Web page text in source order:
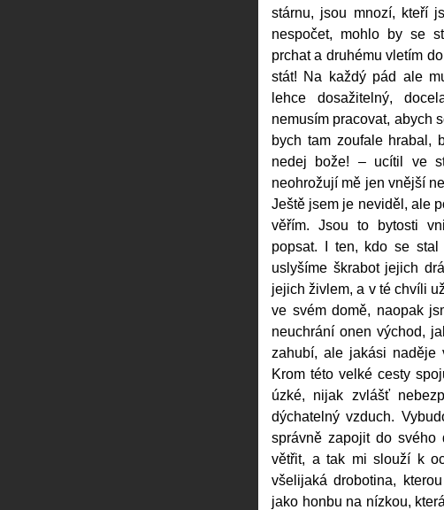
stárnu, jsou mnozí, kteří
nespočet, mohlo by se
prchat a druhému vletím
stát! Na každý pád ale
lehce dosažitelný,
nemusím pracovat, abych
bych tam zoufale hrabal,
nedej bože! – ucítil ve
neohrožují mě jen vnější
Ještě jsem je neviděl, ale
věřím. Jsou to bytosti
popsat. I ten, kdo se
uslyšíme škrabot jejich
jejich živlem, a v té chvíli
ve svém domě, naopak
neuchrání onen východ,
zahubí, ale jakási
Krom této velké cesty
úzké, nijak zvlášť
dýchatelný vzduch.
správně zapojit do svého
větřit, a tak mi slouží k
všelijaká drobotina,
jako honbu na nízkou,